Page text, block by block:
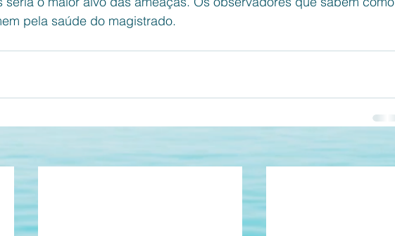
pela saúde do magistrado.